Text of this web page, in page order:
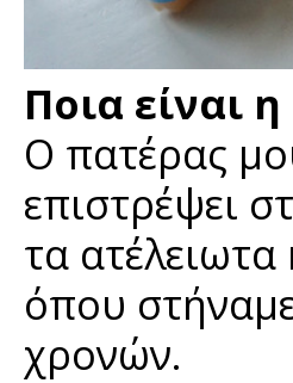
Ποια είναι
Ο πατέρας
επιστρέψει
τα ατέλειωτα
όπου
χρονών.